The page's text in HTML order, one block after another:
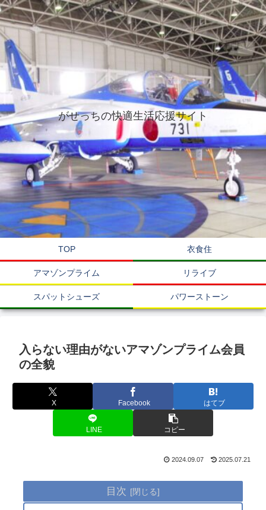
がせっちの快適生活応援サイト
TOP 衣食住
アマゾンプライム リライブ
スパットシューズ パワーストーン
入らない理由がないアマゾンプライム会員
の全貌
X Facebook はてブ
LINE コピー
2024.09.07 2025.07.21
目次